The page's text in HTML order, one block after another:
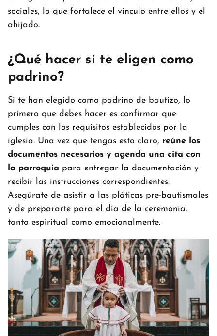
sociales, lo que fortalece el vínculo entre ellos y el
ahijado.
¿Qué hacer si te eligen como
padrino?
Si te han elegido como padrino de bautizo, lo
primero que debes hacer es confirmar que
cumples con los requisitos establecidos por la
iglesia. Una vez que tengas esto claro, reúne los
documentos necesarios y agenda una cita con
la parroquia para entregar la documentación y
recibir las instrucciones correspondientes.
Asegúrate de asistir a las pláticas pre-bautismales
y de prepararte para el día de la ceremonia,
tanto espiritual como emocionalmente.